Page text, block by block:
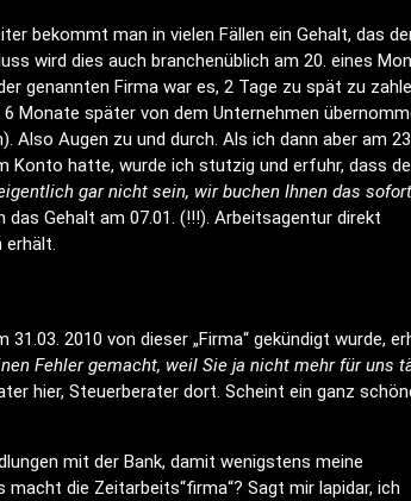
bekommt man in vielen Fällen ein Gehalt, das
wird dies auch branchenüblich am 20. eines
genannten Firma war es, 2 Tage zu spät zu
Monate später von dem Unternehmen
Augen zu und durch. Als ich dann aber am
Konto hatte, wurde ich stutzig und erfuhr, dass
gar nicht sein, wir buchen Ihnen das sofort
Gehalt am 07.01. (!!!). Arbeitsagentur direkt
erhält.
2010 von dieser „Firma“ gekündigt wurde,
Fehler gemacht, weil Sie ja nicht mehr für uns
hier, Steuerberater dort. Scheint ein ganz
mit der Bank, damit wenigstens meine
die Zeitarbeits“firma“? Sagt mir lapidar, ich